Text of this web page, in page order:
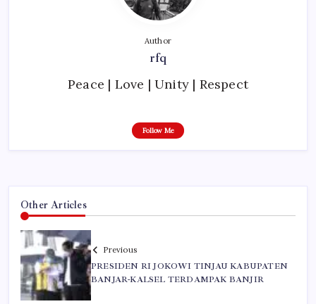
Author
rfq
Peace | Love | Unity | Respect
Follow Me
Other Articles
Previous
PRESIDEN RI JOKOWI TINJAU KABUPATEN
BANJAR-KALSEL TERDAMPAK BANJIR